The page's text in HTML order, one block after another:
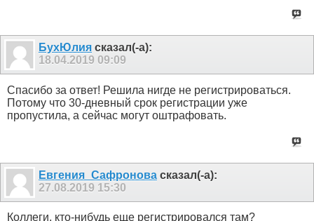
БухЮлия сказал(-а):
18.04.2019 09:09
Спасибо за ответ! Решила нигде не регистрироваться.
Потому что 30-дневный срок регистрации уже
пропустила, а сейчас могут оштрафовать.
Евгения_Сафронова сказал(-а):
27.08.2019 15:30
Коллеги, кто-нибудь еще регистрировался там?